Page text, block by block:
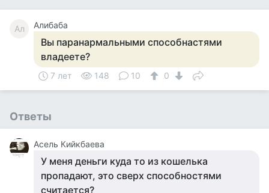
Ал Алибаба
Вы паранармальными способнастями
владеете?
7 лет 148 10 0
Ответы
Асель Кийкбаева
У меня деньги куда то из кошелька
пропадают, это сверх способностями
считается?